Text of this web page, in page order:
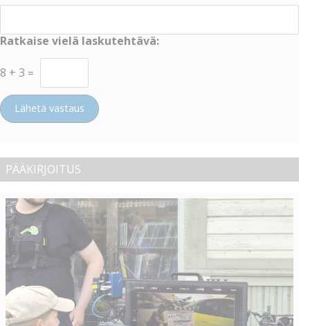
Ratkaise vielä laskutehtävä:
8 + 3 =
Lähetä vastaus
PÄÄKIRJOITUS